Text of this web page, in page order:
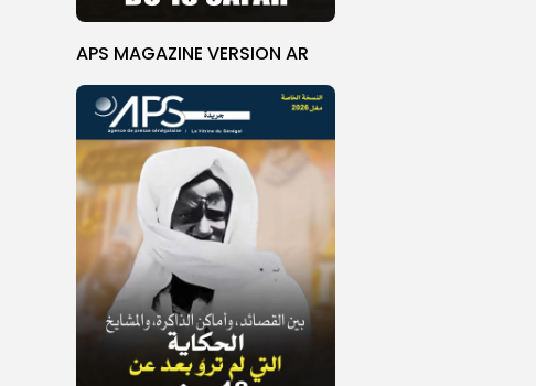
APS MAGAZINE VERSION AR